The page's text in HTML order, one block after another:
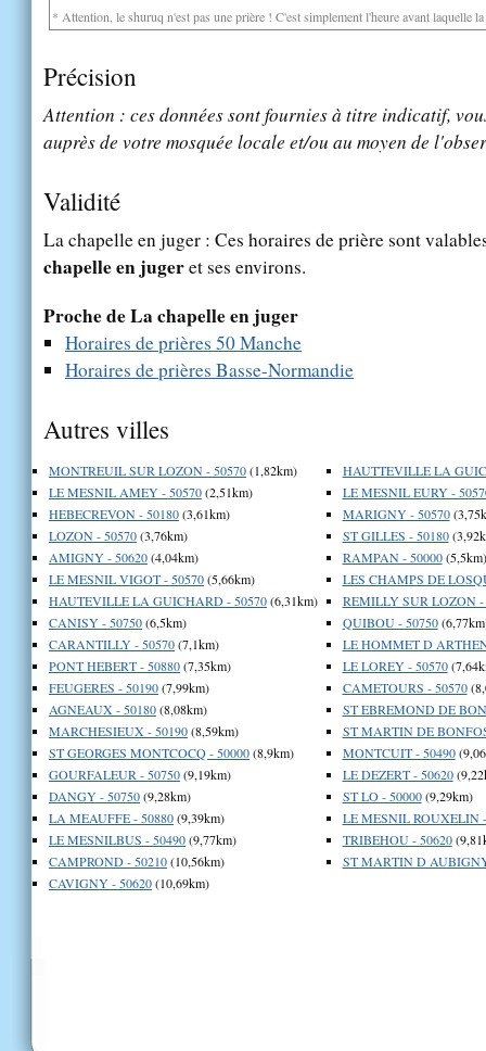
* Attention, le shuruq n'est pas une prière ! C'est simplement l'heure avant laquelle
Précision
Attention : ces données sont fournies à titre indicatif,
auprès de votre mosquée locale et/ou au moyen de
Validité
La chapelle en juger : Ces horaires de prière sont
chapelle en jugeret ses environs.
Proche de La chapelle en juger
Horaires de prières 50 Manche
Horaires de prières Basse-Normandie
Autres villes
MONTREUIL SUR LOZON - 50570(1,82km)
LE MESNIL AMEY - 50570(2,51km)
HEBECREVON - 50180(3,61km)
LOZON - 50570(3,76km)
AMIGNY - 50620(4,04km)
LE MESNIL VIGOT - 50570(5,66km)
HAUTEVILLE LA GUICHARD - 50570(6,31km)
CANISY - 50750(6,5km)
CARANTILLY - 50570(7,1km)
PONT HEBERT - 50880(7,35km)
FEUGERES - 50190(7,99km)
AGNEAUX - 50180(8,08km)
MARCHESIEUX - 50190(8,59km)
ST GEORGES MONTCOCQ - 50000(8,9km)
GOURFALEUR - 50750(9,19km)
DANGY - 50750(9,28km)
LA MEAUFFE - 50880(9,39km)
LE MESNILBUS - 50490(9,77km)
CAMPROND - 50210(10,56km)
CAVIGNY - 50620(10,69km)
HAUTTEVILLE LA
LE MESNIL EURY -
MARIGNY - 50570
ST GILLES - 50180
RAMPAN - 50000(5,5km)
LES CHAMPS DE
REMILLY SUR LOZON -
QUIBOU - 50750
LE HOMMET D
LE LOREY - 50570
CAMETOURS - 50570
ST EBREMOND DE
ST MARTIN DE
MONTCUIT - 50490
LE DEZERT - 50620
ST LO - 50000(9,29km)
LE MESNIL ROUXELIN
TRIBEHOU - 50620
ST MARTIN D